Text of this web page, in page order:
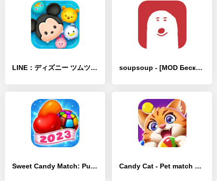
LINE：ディズニー ツムツム - [MOD Бесконечные монеты] soupsoup - [MOD Бесконечные монеты]
Sweet Candy Match: Puzzle Game - [MOD Бесконечные монеты] Candy Cat - Pet match 3 games - [MOD Бесконечные монеты]